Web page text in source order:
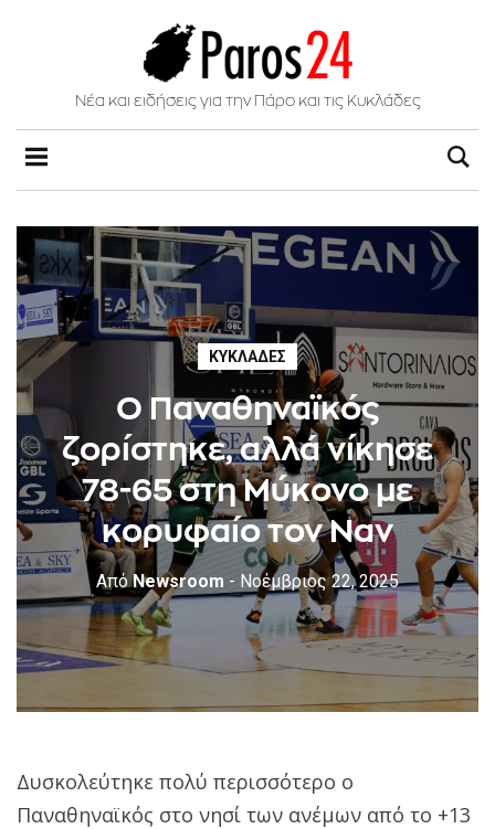
Νέα και ειδήσεις για την Πάρο και τις Κυκλάδες
ΚΥΚΛΆΔΕΣ
Ο Παναθηναϊκός
ζορίστηκε, αλλά νίκησε
78-65 στη Μύκονο με
κορυφαίο τον Ναν
Από Newsroom - Νοέμβριος 22, 2025
Δυσκολεύτηκε πολύ περισσότερο ο
Παναθηναϊκός στο νησί των ανέμων από το +13